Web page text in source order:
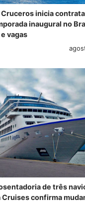
inicia
inaugural no
vagas
de três
Cruises confirma